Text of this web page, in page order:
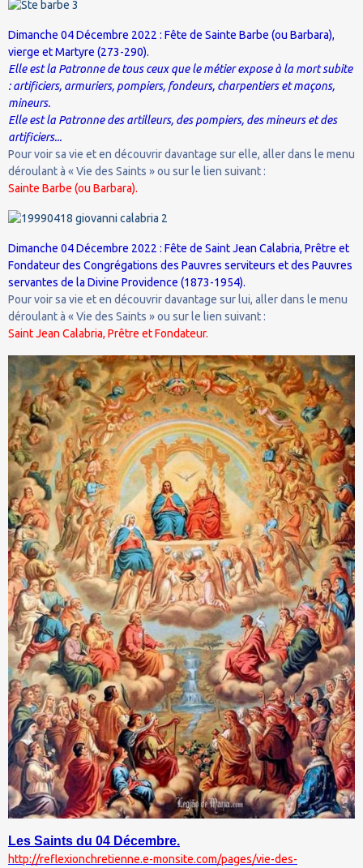
Dimanche 04 Décembre 2022 : Fête de Sainte Barbe (ou Barbara),
vierge et Martyre (273-290).
Elle est la Patronne de tous ceux que le métier expose à la mort subite
: artificiers, armuriers, pompiers, fondeurs, charpentiers et maçons,
mineurs.
Elle est la Patronne des artilleurs, des pompiers, des mineurs et des
artificiers...
Pour voir sa vie et en découvrir davantage sur elle, aller dans le menu
déroulant à « Vie des Saints » ou sur le lien suivant :
Sainte Barbe (ou Barbara).
Dimanche 04 Décembre 2022 : Fête de Saint Jean Calabria, Prêtre et
Fondateur des Congrégations des Pauvres serviteurs et des Pauvres
servantes de la Divine Providence (1873-1954).
Pour voir sa vie et en découvrir davantage sur lui, aller dans le menu
déroulant à « Vie des Saints » ou sur le lien suivant :
Saint Jean Calabria, Prêtre et Fondateur.
Les Saints du 04 Décembre.
http://reflexionchretienne.e-monsite.com/pages/vie-des-